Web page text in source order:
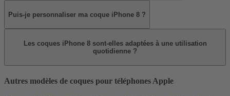
Puis-je personnaliser ma coque iPhone 8 ?
Les coques iPhone 8 sont-elles adaptées à une utilisation
quotidienne ?
Autres modèles de coques pour téléphones Apple